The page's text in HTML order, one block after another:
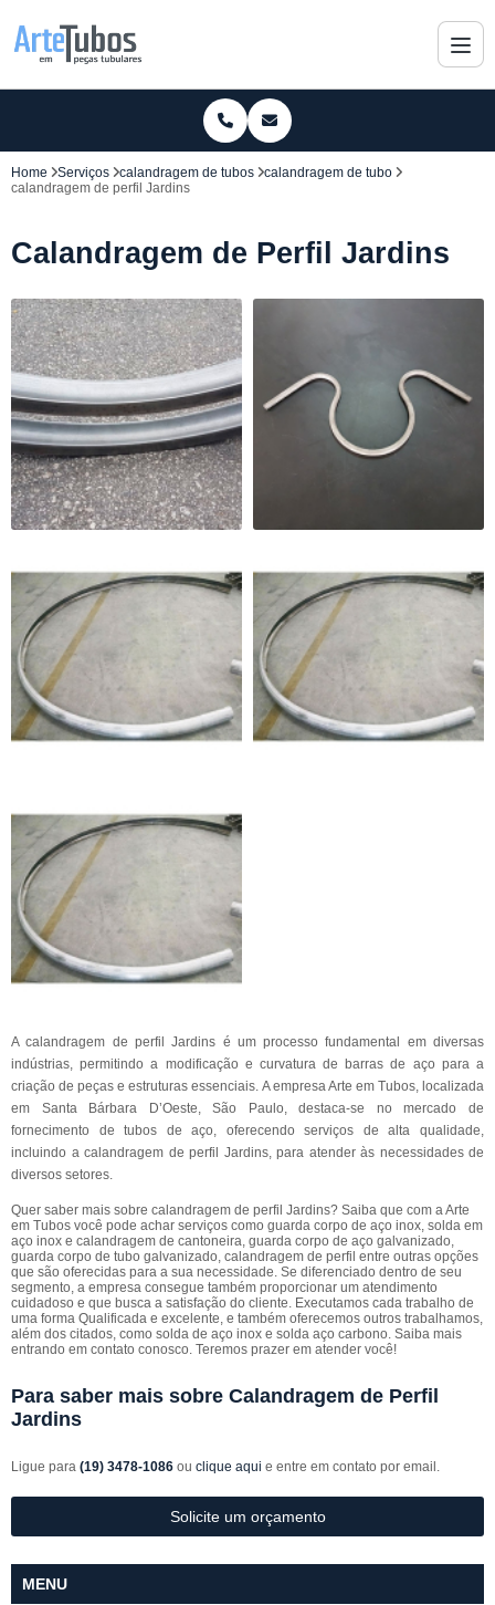
Home Serviços calandragem de tubos
calandragem de tubo
calandragem de perfil Jardins
Calandragem de Perfil Jardins
A calandragem de perfil Jardins é um processo fundamental em diversas
indústrias, permitindo a modificação e curvatura de barras de aço para a
criação de peças e estruturas essenciais. A empresa Arte em Tubos, localizada
em Santa Bárbara D’Oeste, São Paulo, destaca-se no mercado de
fornecimento de tubos de aço, oferecendo serviços de alta qualidade,
incluindo a calandragem de perfil Jardins, para atender às necessidades de
diversos setores.
Quer saber mais sobre calandragem de perfil Jardins? Saiba que com a Arte
em Tubos você pode achar serviços como guarda corpo de aço inox, solda em
aço inox e calandragem de cantoneira, guarda corpo de aço galvanizado,
guarda corpo de tubo galvanizado, calandragem de perfil entre outras opções
que são oferecidas para a sua necessidade. Se diferenciado dentro de seu
segmento, a empresa consegue também proporcionar um atendimento
cuidadoso e que busca a satisfação do cliente. Executamos cada trabalho de
uma forma Qualificada e excelente, e também oferecemos outros trabalhamos,
além dos citados, como solda de aço inox e solda aço carbono. Saiba mais
entrando em contato conosco. Teremos prazer em atender você!
Para saber mais sobre Calandragem de Perfil
Jardins
Ligue para (19) 3478-1086 ou clique aqui e entre em contato por email.
Solicite um orçamento
MENU